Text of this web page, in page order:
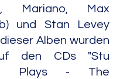
Mariano, Max
und Stan Levey
Alben wurden
den CDs "Stu
Plays - The